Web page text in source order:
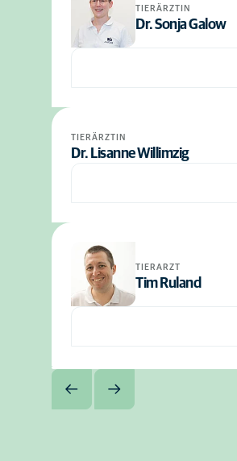
TIERÄRZTIN
Dr. Sonja Galow
TIERÄRZTIN
Dr. Lisanne Willimzig
TIERARZT
Tim Ruland